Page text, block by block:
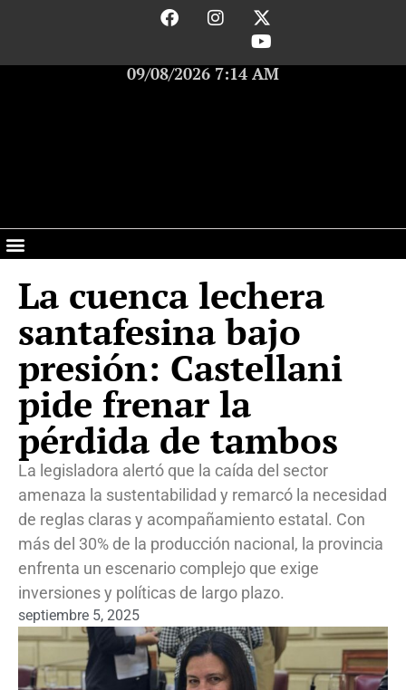
09/08/2026 7:14 AM
La cuenca lechera
santafesina bajo
presión: Castellani
pide frenar la
pérdida de tambos
La legisladora alertó que la caída del sector
amenaza la sustentabilidad y remarcó la necesidad
de reglas claras y acompañamiento estatal. Con
más del 30% de la producción nacional, la provincia
enfrenta un escenario complejo que exige
inversiones y políticas de largo plazo.
septiembre 5, 2025